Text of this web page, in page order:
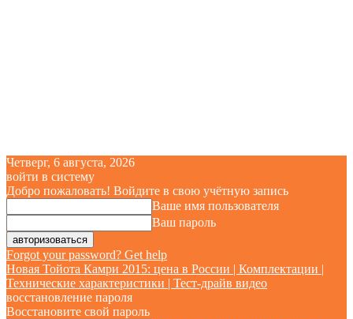
Четверг, 6 августа, 2026
войти в систему
Добро пожаловать! Войдите в свою учётную запись
Ваше имя пользователя
Ваш пароль
Forgot your password? Get help
Новая Тойота Камри 2015: цена в России | Комплектации |
Технические характеристики | Тест-драйв видео
восстановление пароля
Восстановите свой пароль